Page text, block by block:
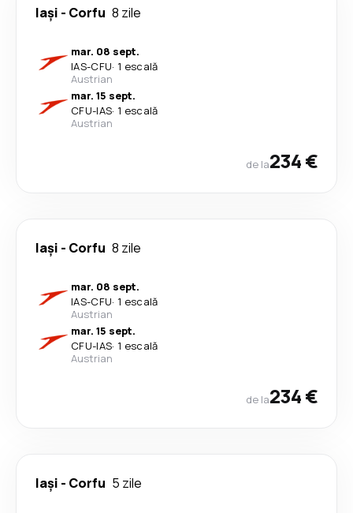
Iași - Corfu 8 zile
mar. 08 sept.
IAS-CFU· 1 escală
Austrian
mar. 15 sept.
CFU-IAS· 1 escală
Austrian
de la234 €
Iași - Corfu 8 zile
mar. 08 sept.
IAS-CFU· 1 escală
Austrian
mar. 15 sept.
CFU-IAS· 1 escală
Austrian
de la234 €
Iași - Corfu 5 zile